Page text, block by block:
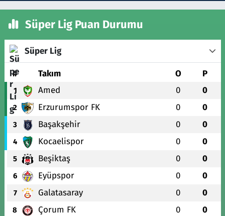
Süper Lig Puan Durumu
Süper Lig
# Takım O P
1 Amed 0 0
2 Erzurumspor FK 0 0
3 Başakşehir 0 0
4 Kocaelispor 0 0
5 Beşiktaş 0 0
6 Eyüpspor 0 0
7 Galatasaray 0 0
8 Çorum FK 0 0